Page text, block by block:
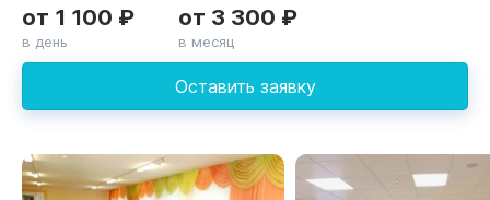
Оставить заявку
от 1 100 ₽
в день
от 3 300 ₽
в месяц